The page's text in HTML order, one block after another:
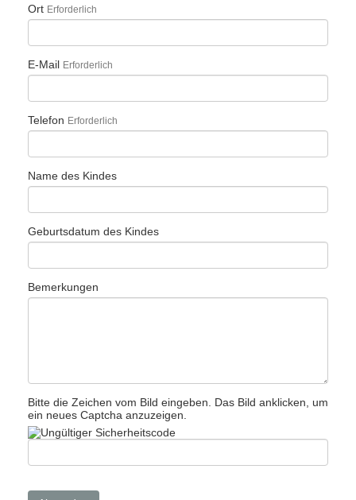
Ort Erforderlich
E-Mail Erforderlich
Telefon Erforderlich
Name des Kindes
Geburtsdatum des Kindes
Bemerkungen
Bitte die Zeichen vom Bild eingeben. Das Bild anklicken, um
ein neues Captcha anzuzeigen.